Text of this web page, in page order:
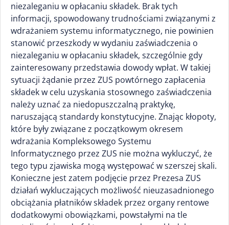
niezaleganiu w opłacaniu składek. Brak tych
informacji, spowodowany trudnościami związanymi z
wdrażaniem systemu informatycznego, nie powinien
stanowić przeszkody w wydaniu zaświadczenia o
niezaleganiu w opłacaniu składek, szczególnie gdy
zainteresowany przedstawia dowody wpłat. W takiej
sytuacji żądanie przez ZUS powtórnego zapłacenia
składek w celu uzyskania stosownego zaświadczenia
należy uznać za niedopuszczalną praktykę,
naruszającą standardy konstytucyjne. Znając kłopoty,
które były związane z początkowym okresem
wdrażania Kompleksowego Systemu
Informatycznego przez ZUS nie można wykluczyć, że
tego typu zjawiska mogą występować w szerszej skali.
Konieczne jest zatem podjęcie przez Prezesa ZUS
działań wykluczających możliwość nieuzasadnionego
obciążania płatników składek przez organy rentowe
dodatkowymi obowiązkami, powstałymi na tle